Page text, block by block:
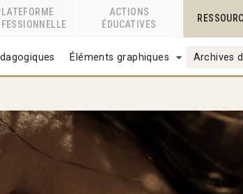
ACTIONS
ÉDUCATIVES
Éléments graphiques Archives